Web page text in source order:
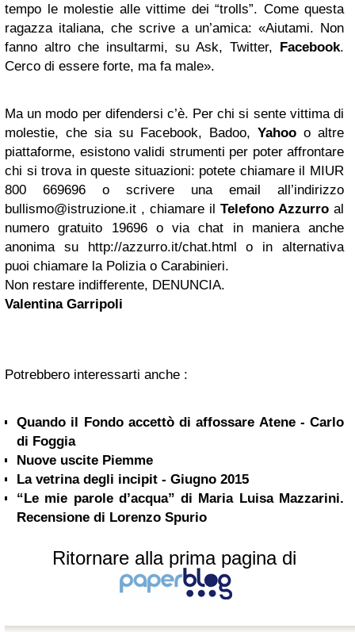
tempo le molestie alle vittime dei “trolls”. Come questa
ragazza italiana, che scrive a un’amica: «Aiutami. Non
fanno altro che insultarmi, su Ask, Twitter, Facebook.
Cerco di essere forte, ma fa male».
Ma un modo per difendersi c’è. Per chi si sente vittima di
molestie, che sia su Facebook, Badoo, Yahoo o altre
piattaforme, esistono validi strumenti per poter affrontare
chi si trova in queste situazioni: potete chiamare il MIUR
800 669696 o scrivere una email all’indirizzo
bullismo@istruzione.it , chiamare il Telefono Azzurro al
numero gratuito 19696 o via chat in maniera anche
anonima su http://azzurro.it/chat.html o in alternativa
puoi chiamare la Polizia o Carabinieri.
Non restare indifferente, DENUNCIA.
Valentina Garripoli
Potrebbero interessarti anche :
Quando il Fondo accettò di affossare Atene - Carlo
di Foggia
Nuove uscite Piemme
La vetrina degli incipit - Giugno 2015
“Le mie parole d’acqua” di Maria Luisa Mazzarini.
Recensione di Lorenzo Spurio
Ritornare alla prima pagina di